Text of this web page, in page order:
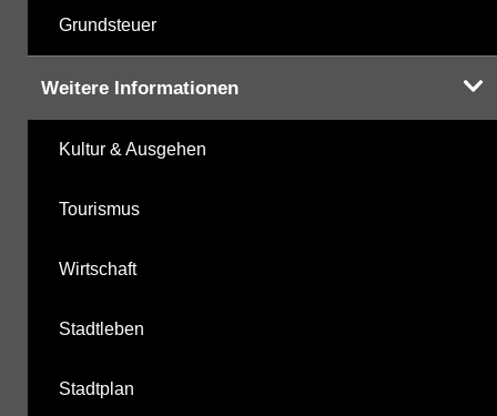
Grundsteuer
Weitere Informationen
Kultur & Ausgehen
Tourismus
Wirtschaft
Stadtleben
Stadtplan